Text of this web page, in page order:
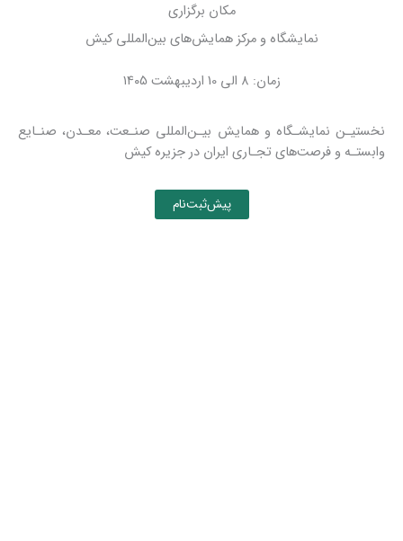
مکان برگزاری
نمایشگاه و مرکز همایش‌های بین‌المللی کیش
زمان: 8 الی 10 اردیبهشت ۱۴۰5
نخستیـن نمایشـگاه و همایش بیـن‌المللی صنـعت، معـدن، صنـایع
وابستـه و فرصت‌های تجـاری ایران در جزیره کیش
پیش‌ثبت‌نام